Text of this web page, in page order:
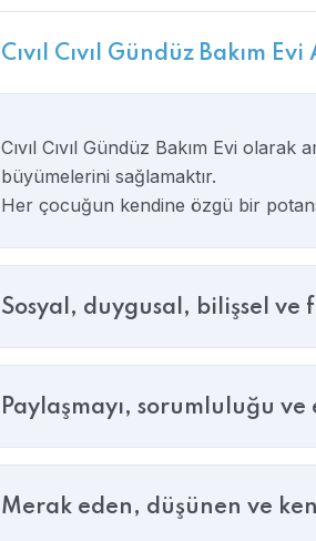
Cıvıl Cıvıl Gündüz Bakım
Cıvıl Cıvıl Gündüz Bakım Evi
büyümelerini sağlamaktır.
Her çocuğun kendine özgü bir
Sosyal, duygusal, bilişsel ve
Paylaşmayı, sorumluluğu
Merak eden, düşünen ve